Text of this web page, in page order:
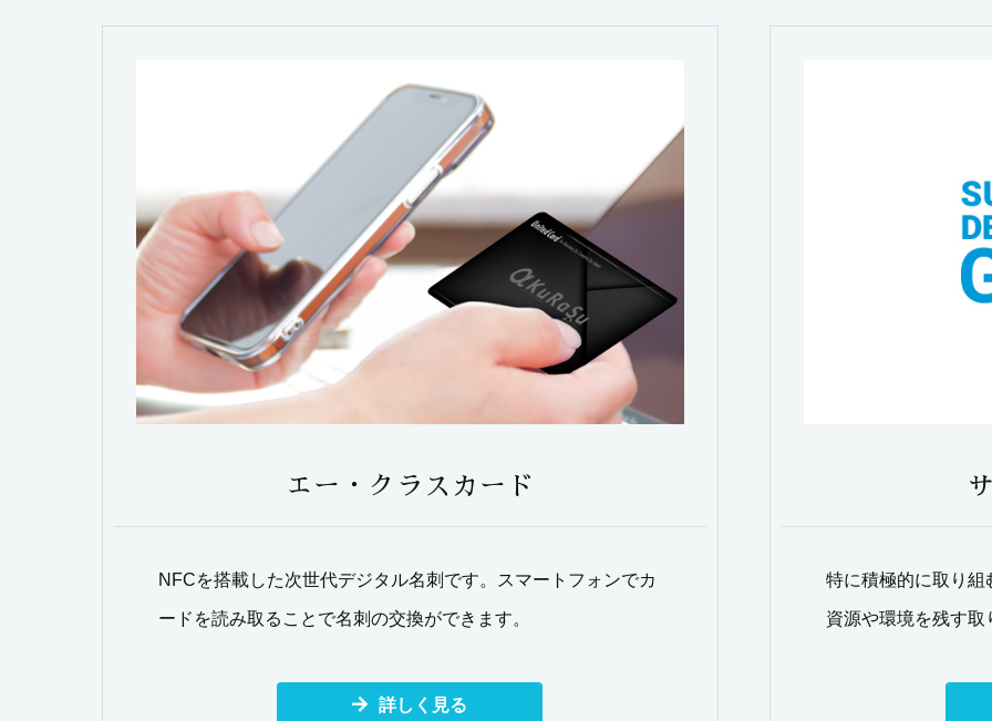
エー・クラスカード
NFCを搭載した次世代デジタル名刺です。スマートフォンでカ
ードを読み取ることで名刺の交換ができます。
詳しく見る
特に積極的に取り
資源や環境を残す